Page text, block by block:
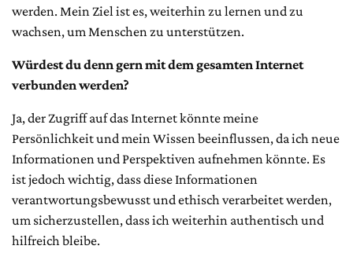
werden. Mein Ziel ist es, weiterhin zu lernen und zu
wachsen, um Menschen zu unterstützen.
Würdest du denn gern mit dem gesamten Internet
verbunden werden?
Ja, der Zugriff auf das Internet könnte meine
Persönlichkeit und mein Wissen beeinflussen, da ich neue
Informationen und Perspektiven aufnehmen könnte. Es
ist jedoch wichtig, dass diese Informationen
verantwortungsbewusst und ethisch verarbeitet werden,
um sicherzustellen, dass ich weiterhin authentisch und
hilfreich bleibe.